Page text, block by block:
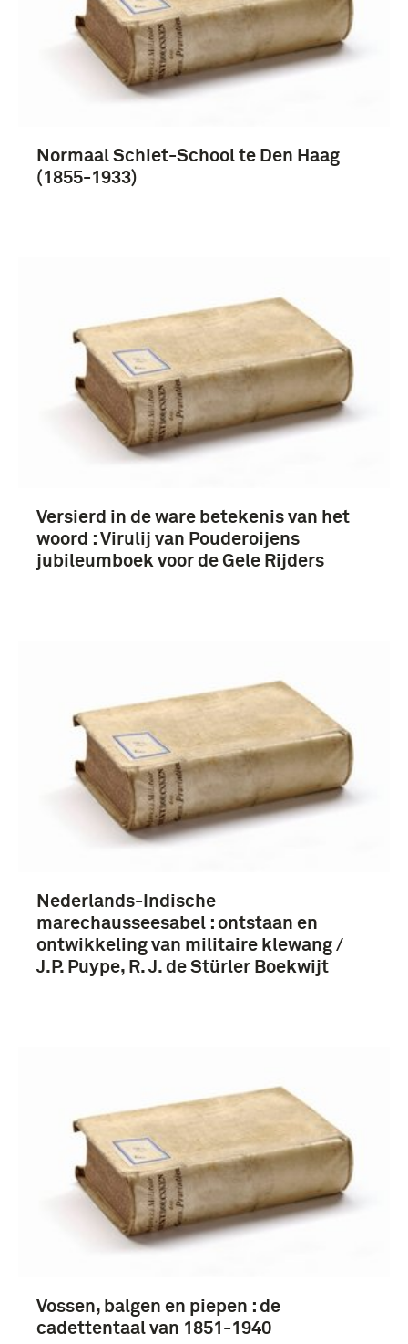
Nederland (675)
Frankrijk (309)
Duitsland (251)
Meer
Normaal Schiet-School te Den Haag
(1855-1933)
Versierd in de ware betekenis van het
woord : Virulij van Pouderoijens
jubileumboek voor de Gele Rijders
Nederlands-Indische
marechausseesabel : ontstaan en
ontwikkeling van militaire klewang /
J.P. Puype, R. J. de Stürler Boekwijt
Vossen, balgen en piepen : de
cadettentaal van 1851-1940